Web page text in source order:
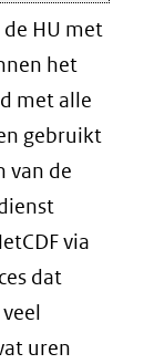
HU met
het
met alle
gebruikt
van de
via
dat
uren